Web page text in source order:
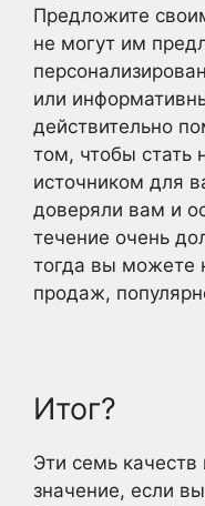
Предложите
не могут им
или
действительно
том, чтобы стать
источником для
доверяли вам и
течение очень
тогда вы можете
продаж,
Итог?
Эти семь
значение, если